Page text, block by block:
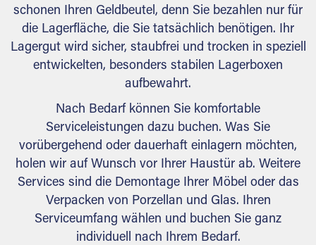
schonen Ihren Geldbeutel, denn Sie bezahlen nur für
die Lagerfläche, die Sie tatsächlich benötigen. Ihr
Lagergut wird sicher, staubfrei und trocken in speziell
entwickelten, besonders stabilen Lagerboxen
aufbewahrt.
Nach Bedarf können Sie komfortable
Serviceleistungen dazu buchen. Was Sie
vorübergehend oder dauerhaft einlagern möchten,
holen wir auf Wunsch vor Ihrer Haustür ab. Weitere
Services sind die Demontage Ihrer Möbel oder das
Verpacken von Porzellan und Glas. Ihren
Serviceumfang wählen und buchen Sie ganz
individuell nach Ihrem Bedarf.